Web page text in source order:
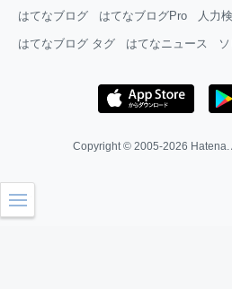
はてなブログ はてなブログPro 人力
はてなブログ タグ はてなニュース
Copyright © 2005-2026 Hatena.